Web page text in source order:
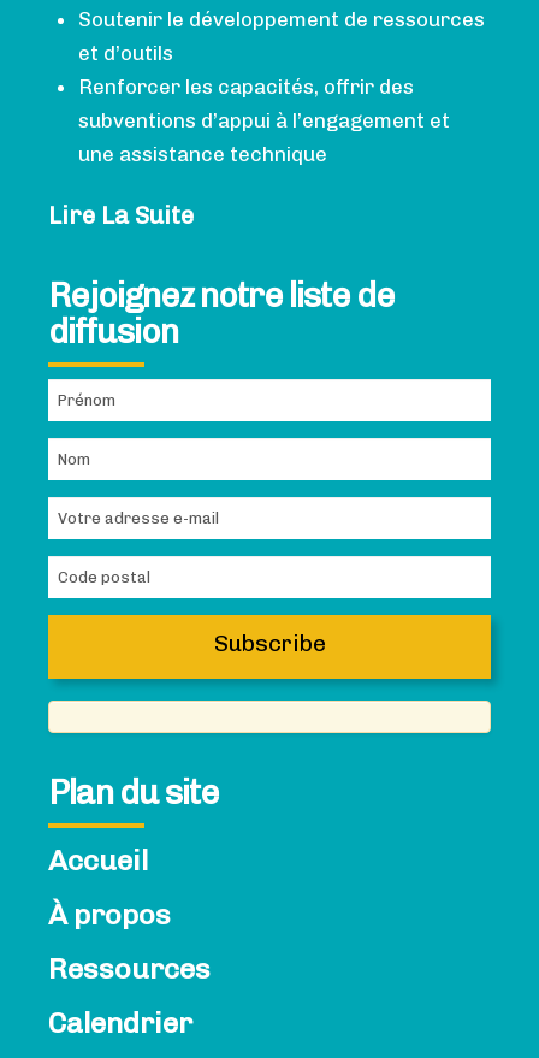
Soutenir le développement de ressources
et d’outils
Renforcer les capacités, offrir des
subventions d’appui à l’engagement et
une assistance technique
Lire La Suite
Rejoignez notre liste de
diffusion
Plan du site
Accueil
À propos
Ressources
Calendrier